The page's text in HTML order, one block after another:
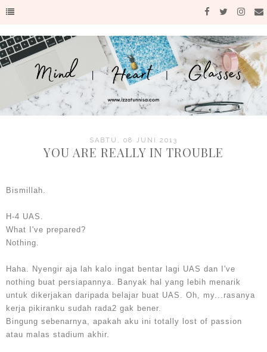
SABTU, 08 JUNI 2013
YOU ARE REALLY IN TROUBLE
Bismillah.
H-4 UAS.
What I've prepared?
Nothing.
Haha. Nyengir aja lah kalo ingat bentar lagi UAS dan I've
nothing buat persiapannya. Banyak hal yang lebih menarik
untuk dikerjakan daripada belajar buat UAS. Oh, my...rasanya
kerja pikiranku sudah rada2 gak bener.
Bingung sebenarnya, apakah aku ini totally lost of passion
atau malas stadium akhir.